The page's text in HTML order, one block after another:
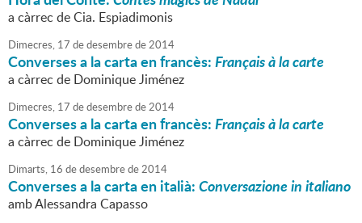
a càrrec de Cia. Espiadimonis
Dimecres, 17 dedesembrede2014
Converses a la carta en francès:Français à la carte
a càrrec de Dominique Jiménez
Dimecres, 17 dedesembrede2014
Converses a la carta en francès:Français à la carte
a càrrec de Dominique Jiménez
Dimarts, 16 dedesembrede2014
Converses a la carta en italià:Conversazione in italiano
amb Alessandra Capasso